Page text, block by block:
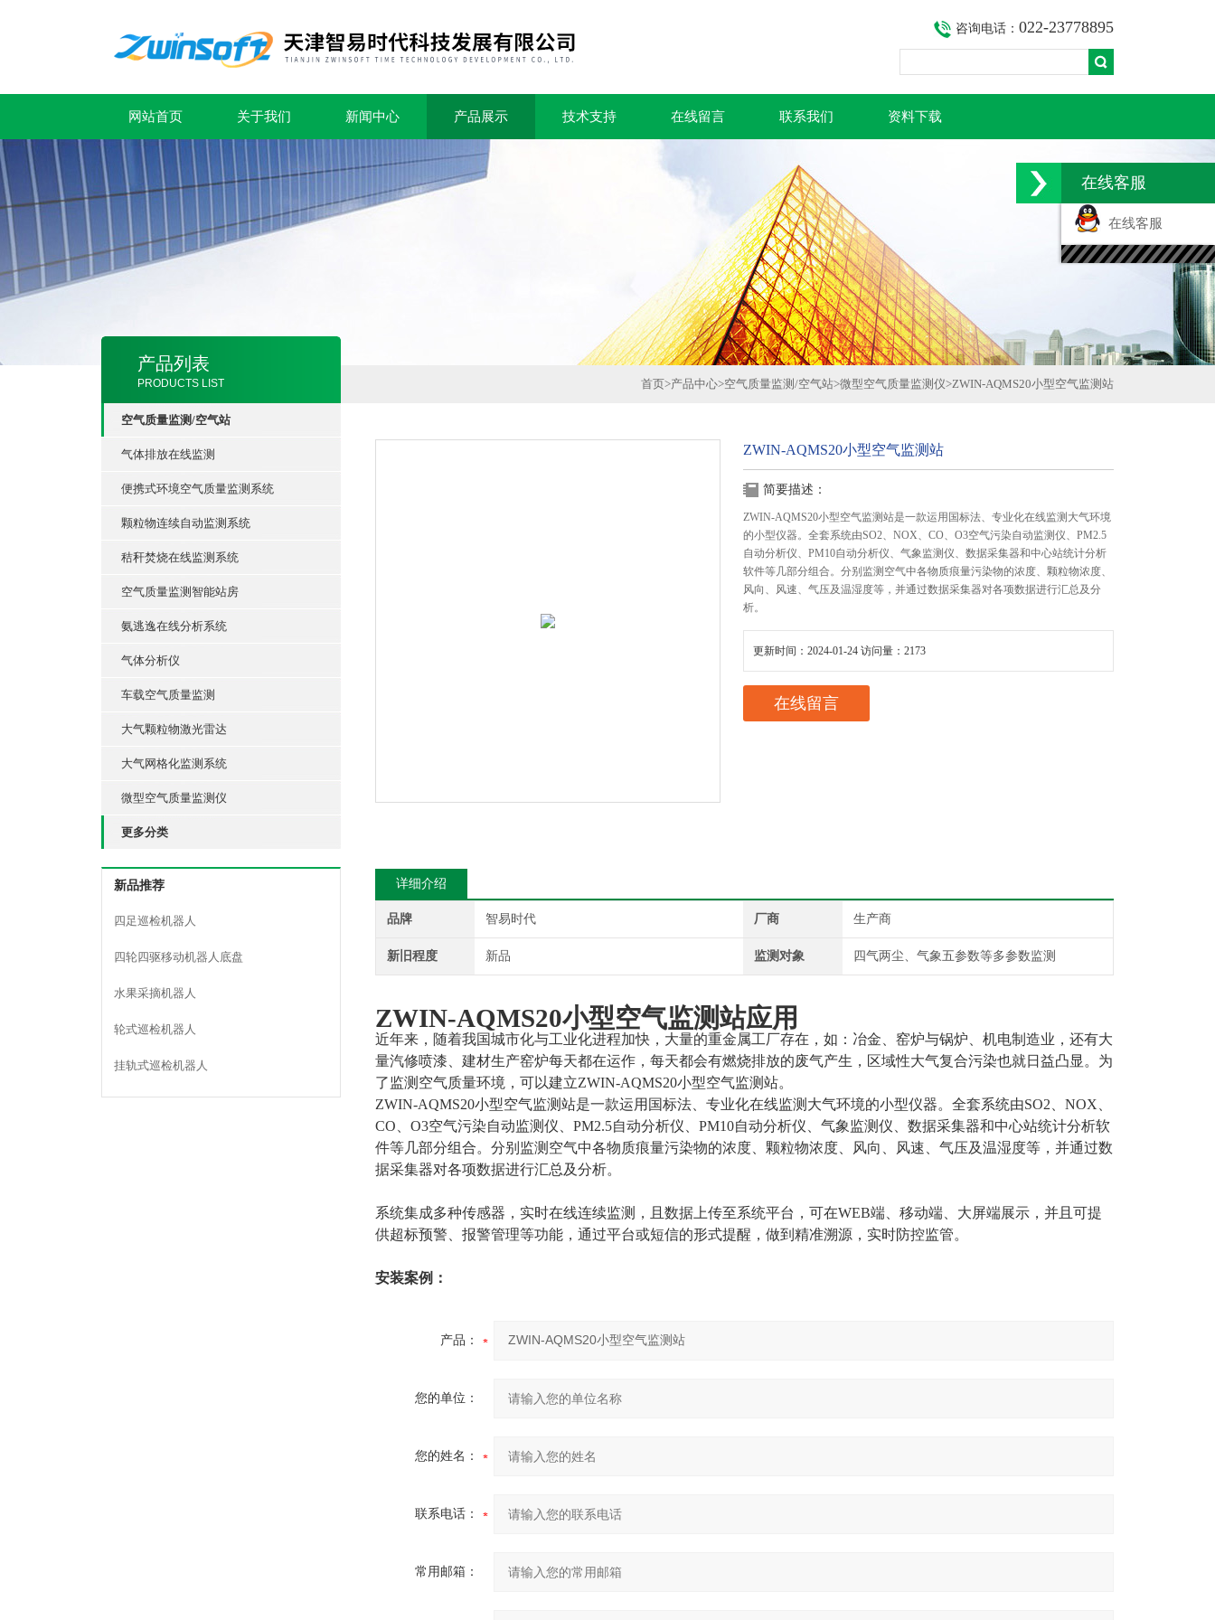
咨询电话： 022-23778895
网站首页 关于我们 新闻中心 产品展示 技术支持 在线留言 联系我们 资料下载
产品列表
PRODUCTS LIST
空气质量监测/空气站
气体排放在线监测
便携式环境空气质量监测系统
颗粒物连续自动监测系统
秸秆焚烧在线监测系统
空气质量监测智能站房
氨逃逸在线分析系统
气体分析仪
车载空气质量监测
大气颗粒物激光雷达
大气网格化监测系统
微型空气质量监测仪
更多分类
新品推荐
四足巡检机器人
四轮四驱移动机器人底盘
水果采摘机器人
轮式巡检机器人
挂轨式巡检机器人
首页>产品中心>空气质量监测/空气站>微型空气质量监测仪>ZWIN-AQMS20小型空气监测站
ZWIN-AQMS20小型空气监测站
简要描述：
ZWIN-AQMS20小型空气监测站是一款运用国标法、专业化在线监测大气环境
的小型仪器。全套系统由SO2、NOX、CO、O3空气污染自动监测仪、PM2.5
自动分析仪、PM10自动分析仪、气象监测仪、数据采集器和中心站统计分析
软件等几部分组合。分别监测空气中各物质痕量污染物的浓度、颗粒物浓度、
风向、风速、气压及温湿度等，并通过数据采集器对各项数据进行汇总及分
析。
更新时间：2024-01-24 访问量：2173
在线留言
详细介绍
品牌 智易时代 厂商 生产商
新旧程度 新品 监测对象 四气两尘、气象五参数等多参数监测
ZWIN-AQMS20小型空气监测站应用
近年来， 随着我国城市化与工业化进程加快， 大量的重金属工厂存在 ， 如 ： 冶金、窑炉与锅炉、机电制造业，还有大
量汽修喷漆、建材生产窑炉每天都在运作，每天都会有燃烧排放的废气产生 ， 区域性大气复合污染也就日益凸显。 为
了监测空气质量环境，可以建立ZWIN-AQMS20小型空气监测站。
ZWIN-AQMS20小型空气监测站是一款运用国标法、专业化在线监测大气环境的小型仪器。全套系统由SO2 NOX
CO
O3空气污染自动监测仪、 PM2.5自动分析仪、 PM10自动分析仪、气象监测仪、数据采集器和中心站统计分析软
件等几部分组合。分别监测空气中各物质痕量污染物的浓度、颗粒物浓度、风向、风速、气压及温湿度等，并通过数
据采集器对各项数据进行汇总及分析。
系统集成多种传感器，实时在线连续监测，且数据上传至系统平台，可在WEB端、移动端、大屏端展示，并且可提
供超标预警、报警管理等功能，通过平台或短信的形式提醒，做到精准溯源，实时防控监管。
安装案例：
产品：
您的单位：
您的姓名：
联系电话：
常用邮箱：
在线客服
在线客服